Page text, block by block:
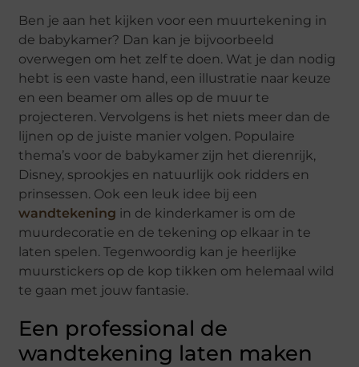
Ben je aan het kijken voor een muurtekening in
de babykamer? Dan kan je bijvoorbeeld
overwegen om het zelf te doen. Wat je dan nodig
hebt is een vaste hand, een illustratie naar keuze
en een beamer om alles op de muur te
projecteren. Vervolgens is het niets meer dan de
lijnen op de juiste manier volgen. Populaire
thema’s voor de babykamer zijn het dierenrijk,
Disney, sprookjes en natuurlijk ook ridders en
prinsessen. Ook een leuk idee bij een
wandtekening in de kinderkamer is om de
muurdecoratie en de tekening op elkaar in te
laten spelen. Tegenwoordig kan je heerlijke
muurstickers op de kop tikken om helemaal wild
te gaan met jouw fantasie.
Een professional de
wandtekening laten maken